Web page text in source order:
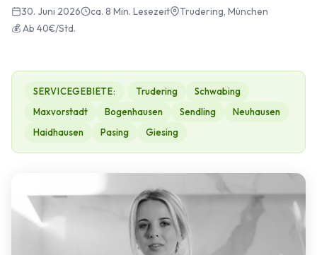
30. Juni 2026 ca. 8 Min. Lesezeit
Trudering, München
💰 Ab 40€/Std.
SERVICEGEBIETE: Trudering
Schwabing
Maxvorstadt
Bogenhausen Sendling
Neuhausen
Haidhausen
Pasing Giesing